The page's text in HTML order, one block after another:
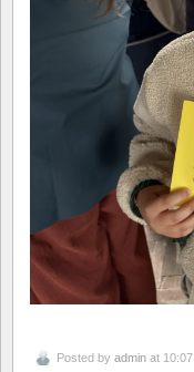
Posted by admin at